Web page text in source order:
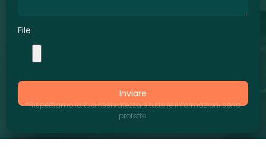
File
Inviare
*Rispettiamo la tua riservatezza e tutte le informazioni sono
protette.